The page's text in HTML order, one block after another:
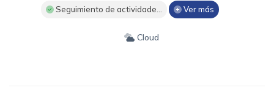
Seguimiento de actividade... Ver más
Cloud